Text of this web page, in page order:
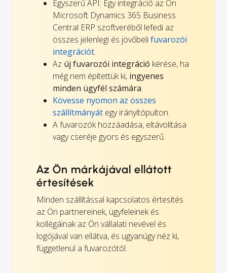
Egyszerű API: Egy integráció az Ön
Microsoft Dynamics 365 Business
Central ERP szoftveréből lefedi az
összes jelenlegi és jövőbelifuvarozói
integrációt.
Az új fuvarozói integráció kérése, ha
még nem építettük ki, ingyenes
minden ügyfél számára.
Kövesse nyomon az összes
szállítmányát egy irányítópulton.
A fuvarozók hozzáadása, eltávolítása
vagy cseréje gyors és egyszerű.
Az Ön márkájával ellátott
értesítések
Minden szállítással kapcsolatos értesítés
az Ön partnereinek, ügyfeleinek és
kollégáinak az Ön vállalati nevével és
logójával van ellátva, és ugyanúgy néz ki,
függetlenül a fuvarozótól.